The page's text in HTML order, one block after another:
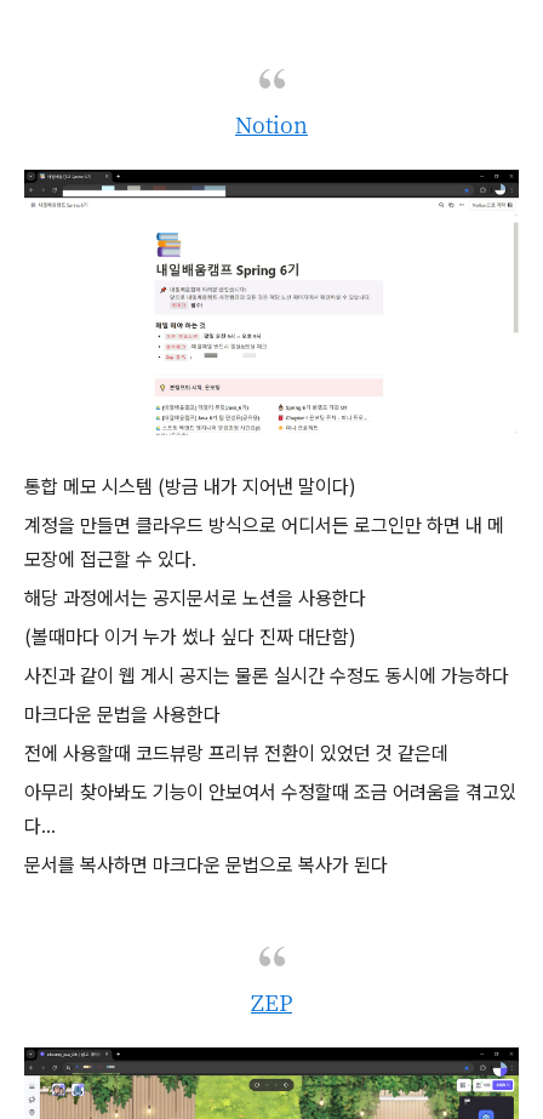
Notion
통합 메모 시스템 (방금 내가 지어낸 말이다)
계정을 만들면 클라우드 방식으로 어디서든 로그인만 하면 내 메
모장에 접근할 수 있다.
해당 과정에서는 공지문서로 노션을 사용한다
(볼때마다 이거 누가 썼나 싶다 진짜 대단함)
사진과 같이 웹 게시 공지는 물론 실시간 수정도 동시에 가능하다
마크다운 문법을 사용한다
전에 사용할때 코드뷰랑 프리뷰 전환이 있었던 것 같은데
아무리 찾아봐도 기능이 안보여서 수정할때 조금 어려움을 겪고있
다...
문서를 복사하면 마크다운 문법으로 복사가 된다
ZEP